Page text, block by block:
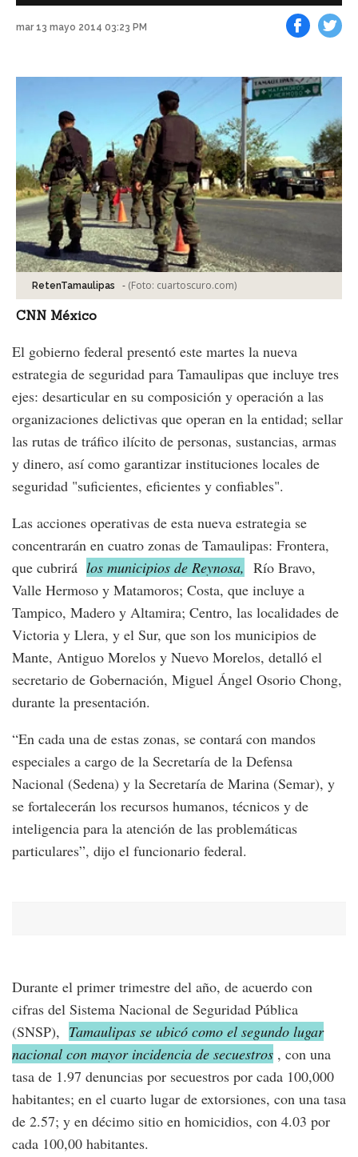
mar 13 mayo 2014 03:23 PM
RetenTamaulipas - (Foto: cuartoscuro.com)
CNN México
El gobierno federal presentó este martes la nueva
estrategia de seguridad para Tamaulipas que incluye tres
ejes: desarticular en su composición y operación a las
organizaciones delictivas que operan en la entidad; sellar
las rutas de tráfico ilícito de personas, sustancias, armas
y dinero, así como garantizar instituciones locales de
seguridad "suficientes, eficientes y confiables".
Las acciones operativas de esta nueva estrategia se
concentrarán en cuatro zonas de Tamaulipas: Frontera,
que cubrirá los municipios de Reynosa, Río Bravo,
Valle Hermoso y Matamoros; Costa, que incluye a
Tampico, Madero y Altamira; Centro, las localidades de
Victoria y Llera, y el Sur, que son los municipios de
Mante, Antiguo Morelos y Nuevo Morelos, detalló el
secretario de Gobernación, Miguel Ángel Osorio Chong,
durante la presentación.
“En cada una de estas zonas, se contará con mandos
especiales a cargo de la Secretaría de la Defensa
Nacional (Sedena) y la Secretaría de Marina (Semar), y
se fortalecerán los recursos humanos, técnicos y de
inteligencia para la atención de las problemáticas
particulares”, dijo el funcionario federal.
Durante el primer trimestre del año, de acuerdo con
cifras del Sistema Nacional de Seguridad Pública
(SNSP), Tamaulipas se ubicó como el segundo lugar
nacional con mayor incidencia de secuestros , con una
tasa de 1.97 denuncias por secuestros por cada 100,000
habitantes; en el cuarto lugar de extorsiones, con una tasa
de 2.57; y en décimo sitio en homicidios, con 4.03 por
cada 100,00 habitantes.